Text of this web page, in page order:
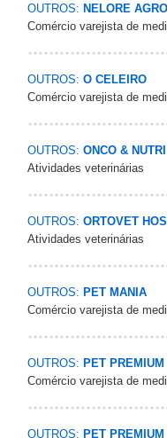
OUTROS: NELORE
Comércio varejista de
OUTROS: O CELEIRO
Comércio varejista de
OUTROS: ONCO &
Atividades veterinárias
OUTROS: ORTOVET
Atividades veterinárias
OUTROS: PET MANIA
Comércio varejista de
OUTROS: PET PREMIUM
Comércio varejista de
OUTROS: PET